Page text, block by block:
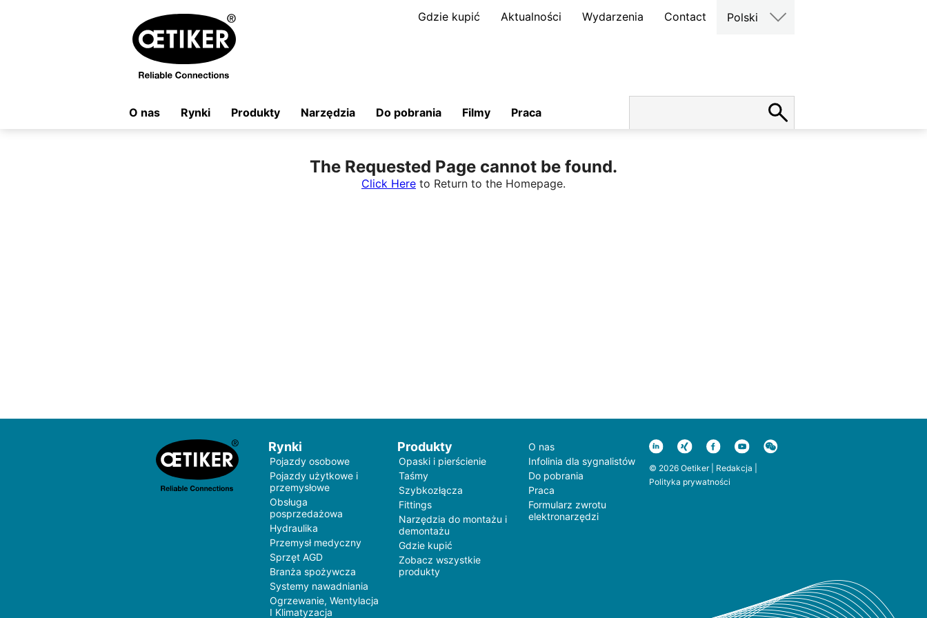
Gdzie kupić Aktualności Wydarzenia Contact Polski
O nas Rynki Produkty Narzędzia Do pobrania Filmy Praca
The Requested Page cannot be found.
Click Here to Return to the Homepage.
Rynki
Pojazdy osobowe
Pojazdy użytkowe i
przemysłowe
Obsługa
posprzedażowa
Hydraulika
Przemysł medyczny
Sprzęt AGD
Branża spożywcza
Systemy nawadniania
Ogrzewanie, Wentylacja
I Klimatyzacja
Produkty
Opaski i pierścienie
Taśmy
Szybkozłącza
Fittings
Narzędzia do montażu i
demontażu
Gdzie kupić
Zobacz wszystkie
produkty
O nas
Infolinia dla sygnalistów
Do pobrania
Praca
Formularz zwrotu
elektronarzędzi
© 2026 Oetiker | Redakcja
Polityka prywatności